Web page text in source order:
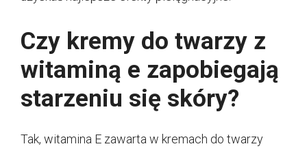
Czy kremy do twarzy z
witaminą e zapobiegają
starzeniu się skóry?
Tak, witamina E zawarta w kremach do twarzy